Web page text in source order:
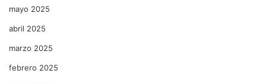
mayo 2025
abril 2025
marzo 2025
febrero 2025